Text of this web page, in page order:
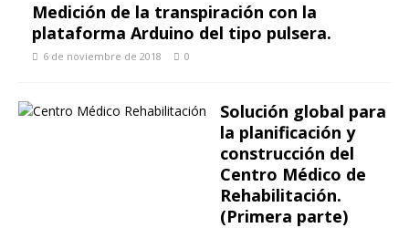
Medición de la transpiración con la
plataforma Arduino del tipo pulsera.
6 de noviembre de 2018 0
Solución global para
la planificación y
construcción del
Centro Médico de
Rehabilitación.
(Primera parte)